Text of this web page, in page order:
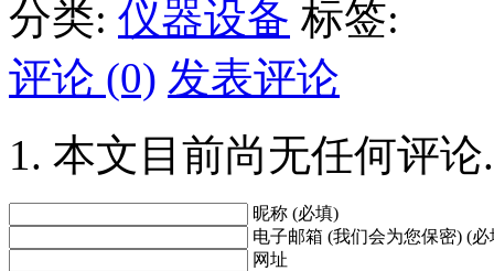
分类: 仪器设备 标签:
评论 (0) 发表评论
本文目前尚无任何评论.
昵称 (必填)
电子邮箱 (我们会为您保密) (必
网址